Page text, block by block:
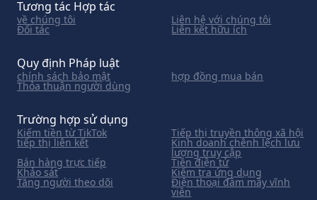
Tương tác Hợp tác
về chúng tôi Liên hệ với chúng tôi
Đối tác Liên kết hữu ích
Quy định Pháp luật
chính sách bảo mật hợp đồng mua bán
Thỏa thuận người dùng
Trường hợp sử dụng
Kiếm tiền từ TikTok Tiếp thị truyền thông xã hội
tiếp thị liên kết Kinh doanh chênh lệch lưu
lượng truy cập
Bán hàng trực tiếp Tiền điện tử
Khảo sát Kiểm tra ứng dụng
Tăng người theo dõi Điện thoại đám mây vĩnh
viễn